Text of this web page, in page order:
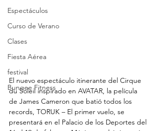
Espectáculos
Curso de Verano
Clases
Fiesta Aérea
festival
Bungee Fitness
El nuevo espectáculo itinerante del Cirque
du Soleil inspirado en AVATAR, la película
de James Cameron que batió todos los
records, TORUK – El primer vuelo, se
presentará en el Palacio de los Deportes del